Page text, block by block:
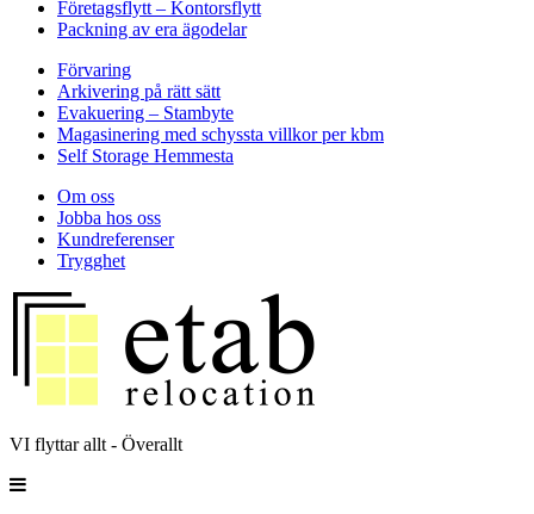
Företagsflytt – Kontorsflytt
Packning av era ägodelar
Förvaring
Arkivering på rätt sätt
Evakuering – Stambyte
Magasinering med schyssta villkor per kbm
Self Storage Hemmesta
Om oss
Jobba hos oss
Kundreferenser
Trygghet
VI flyttar allt - Överallt